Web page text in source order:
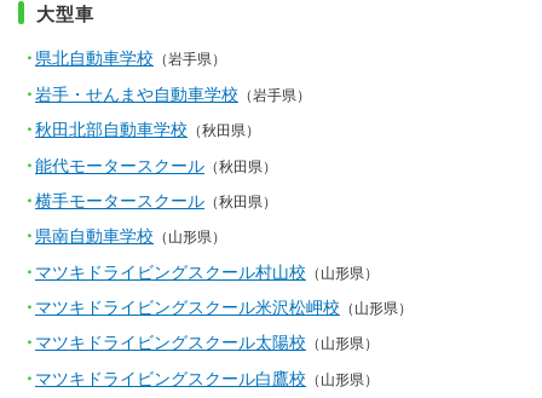
大型車
県北自動車学校 （岩手県）
岩手・せんまや自動車学校 （岩手県）
秋田北部自動車学校 （秋田県）
能代モータースクール （秋田県）
横手モータースクール （秋田県）
県南自動車学校 （山形県）
マツキドライビングスクール村山校 （山形県）
マツキドライビングスクール米沢松岬校 （山形県）
マツキドライビングスクール太陽校 （山形県）
マツキドライビングスクール白鷹校 （山形県）